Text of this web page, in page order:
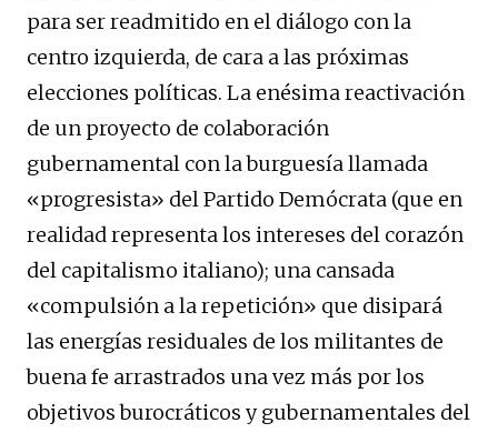
para ser readmitido en el diálogo con la
centro izquierda, de cara a las próximas
elecciones políticas. La enésima reactivación
de un proyecto de colaboración
gubernamental con la burguesía llamada
«progresista» del Partido Demócrata (que en
realidad representa los intereses del corazón
del capitalismo italiano); una cansada
«compulsión a la repetición» que disipará
las energías residuales de los militantes de
buena fe arrastrados una vez más por los
objetivos burocráticos y gubernamentales del